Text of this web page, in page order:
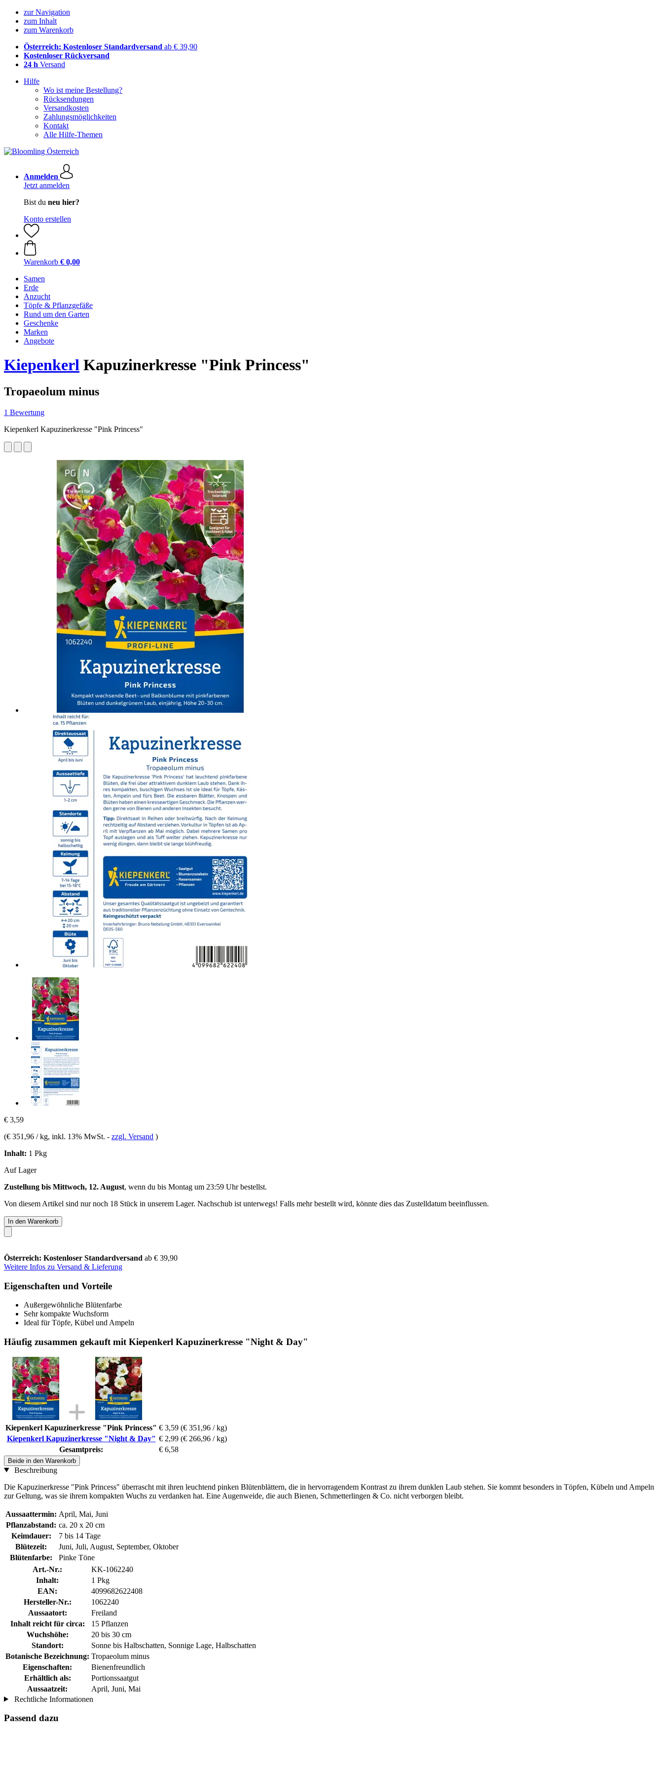
zur Navigation
zum Inhalt
zum Warenkorb
Österreich: Kostenloser Standardversand ab € 39,90
Kostenloser Rückversand
24 h Versand
Hilfe
Wo ist meine Bestellung?
Rücksendungen
Versandkosten
Zahlungsmöglichkeiten
Kontakt
Alle Hilfe-Themen
Anmelden
Jetzt anmelden
Bist du neu hier?
Konto erstellen
Warenkorb € 0,00
Samen
Erde
Anzucht
Töpfe & Pflanzgefäße
Rund um den Garten
Geschenke
Marken
Angebote
Kiepenkerl Kapuzinerkresse "Pink Princess"
Tropaeolum minus
1 Bewertung
Kiepenkerl Kapuzinerkresse "Pink Princess"
€ 3,59
(€ 351,96 / kg, inkl. 13% MwSt. - zzgl. Versand )
Inhalt: 1 Pkg
Auf Lager
Zustellung bis Mittwoch, 12. August, wenn du bis Montag um 23:59 Uhrbestellst.
Von diesem Artikel sind nur noch 18 Stück in unserem Lager. Nachschub ist unterwegs! Falls mehr bestellt wird, könnte dies das Zustelldatum beeinflussen.
In den Warenkorb
Österreich: Kostenloser Standardversand ab € 39,90
Weitere Infos zu Versand & Lieferung
Eigenschaften und Vorteile
Außergewöhnliche Blütenfarbe
Sehr kompakte Wuchsform
Ideal für Töpfe, Kübel und Ampeln
Häufig zusammen gekauft mit Kiepenkerl Kapuzinerkresse "Night & Day"
Kiepenkerl Kapuzinerkresse "Pink Princess" € 3,59 (€ 351,96 / kg)
Kiepenkerl Kapuzinerkresse "Night & Day" € 2,99 (€ 266,96 / kg)
Gesamtpreis:
€ 6,58
Beide in den Warenkorb
Beschreibung
Die Kapuzinerkresse "Pink Princess" überrascht mit ihren leuchtend pinken Blütenblättern, die in hervorragendem Kontrast zu ihrem dunklen Laub stehen. Sie kommt besonders in Töpfen, Kübeln und Ampeln
zur Geltung, was sie ihrem kompakten Wuchs zu verdanken hat. Eine Augenweide, die auch Bienen, Schmetterlingen & Co. nicht verborgen bleibt.
Aussaattermin: April, Mai, Juni
Pflanzabstand: ca. 20 x 20 cm
Keimdauer:
7 bis 14 Tage
Blütezeit:
Juni, Juli, August, September, Oktober
Blütenfarbe:
Pinke Töne
Art.-Nr.:
KK-1062240
Inhalt:
1 Pkg
EAN:
4099682622408
Hersteller-Nr.:
1062240
Aussaatort:
Freiland
Inhalt reicht für circa:
15 Pflanzen
Wuchshöhe:
20 bis 30 cm
Standort:
Sonne bis Halbschatten, Sonnige Lage, Halbschatten
Botanische Bezeichnung: Tropaeolum minus
Eigenschaften:
Bienenfreundlich
Erhältlich als:
Portionssaatgut
Aussaatzeit:
April, Juni, Mai
Rechtliche Informationen
Passend dazu